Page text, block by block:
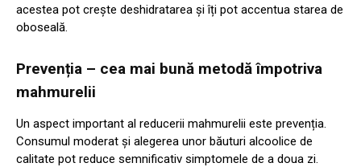
acestea pot crește deshidratarea și îți pot accentua starea de
oboseală.
Prevenția – cea mai bună metodă împotriva
mahmurelii
Un aspect important al reducerii mahmurelii este prevenția.
Consumul moderat și alegerea unor băuturi alcoolice de
calitate pot reduce semnificativ simptomele de a doua zi.